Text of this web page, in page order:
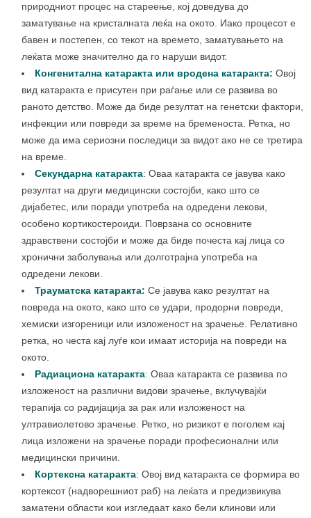
природниот процес на стареење, кој доведува до
заматување на кристалната леќа на окото. Иако процесот е
бавен и постепен, со текот на времето, заматувањето на
леќата може значително да го наруши видот.
Конгенитална катаракта или вродена катаракта: Овој
вид катаракта е присутен при раѓање или се развива во
раното детство. Може да биде резултат на генетски фактори,
инфекции или повреди за време на бременоста. Ретка, но
може да има сериозни последици за видот ако не се третира
на време.
Секундарна катаракта: Оваа катаракта се јавува како
резултат на други медицински состојби, како што се
дијабетес, или поради употреба на одредени лекови,
особено кортикостероиди. Поврзана со основните
здравствени состојби и може да биде почеста кај лица со
хронични заболувања или долготрајна употреба на
одредени лекови.
Трауматска катаракта: Се јавува како резултат на
повреда на окото, како што се удари, продорни повреди,
хемиски изгореници или изложеност на зрачење. Релативно
ретка, но честа кај луѓе кои имаат историја на повреди на
окото.
Радиациона катаракта: Оваа катаракта се развива по
изложеност на различни видови зрачење, вклучувајќи
терапија со радијација за рак или изложеност на
ултравиолетово зрачење. Ретко, но ризикот е поголем кај
лица изложени на зрачење поради професионални или
медицински причини.
Кортексна катаракта: Овој вид катаракта се формира во
кортексот (надворешниот раб) на леќата и предизвикува
заматени области кои изгледаат како бели клинови или